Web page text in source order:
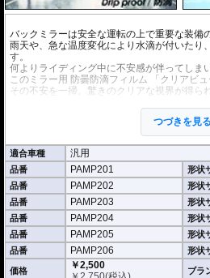
バックミラーは安全な運転の上で重要な装備
雨天や、急な温度変化により水滴が付いたり
す。
何よりライディング中に不安感が伴ってしま
このミラー用 防曇防滴フィルム 「クリアビ
その不安を一掃。驚きのクリアな視界が得ら
※施工に便利な取付キット付属
※硬度H3により、傷が付きにくい
※施工時にできてしまった多少の気泡なら数
消える
※有効期間約１年 (４ヶ月 x ３セット)
円形
PAMP201 : 直径 90mm
PAMP202 : 直径 80mm
PAMP203 : 直径 65mm
楕円形
PAMP204 : HxW 70x120mm
つづきを見る
適合車種 汎用
品番 PAMP201 形状
品番 PAMP202 形状
品番 PAMP203 形状
品番 PAMP204 形状
品番 PAMP205 形状
品番 PAMP206 形状
価格
￥2,500
ブラ